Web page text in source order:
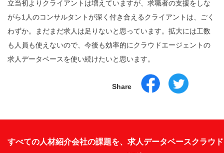
立当初よりクライアントは増えていますが、求職者の支援をしな
がら1人のコンサルタントが深く付き合えるクライアントは、ごく
わずか。まだまだ求人は足りないと思っています。拡大には工数
も人員も使えないので、今後も効率的にクラウドエージェントの
求人データベースを使い続けたいと思います。
Share
すべての人材紹介会社の課題を、求人データベースクラウド